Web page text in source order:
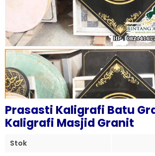
Prasasti Kaligrafi Batu
Kaligrafi Masjid Granit
Stok